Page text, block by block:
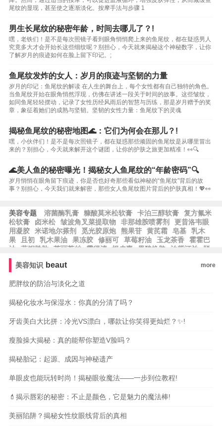
尾纹的显现，甚至使之逐渐淡化。按摩手法与步骤 1
男生长尾纹的秘密年龄，时间去哪儿了？!
嘿，老铁们！是不是每次照镜子看到眼角悄悄爬上来的鱼尾纹，都在疑惑男人
究竟多大才会开始长这些细纹呢？别担心，今天就来揭秘这个神秘数字，让你
了解岁月的痕迹如何在脸上留下印记。;
鱼尾纹发炸的女人：岁月的痕迹与坚韧的力量
岁月的印记：鱼尾纹的解读 在人生的舞台上，每个女性都有自己独特的角色。
当鱼尾纹开始在眼角悄然浮现，仿佛在讲述一段关于时间的故事。这些皱纹，
如同鱼尾轻轻摆动，记录了女性历经风雨后的智慧与历练，那是岁月赠予的奖
章，象征着她们的成熟与坚韧。坚韧的女性力量：鱼尾纹下的灵魂
揭秘鱼尾纹的秘密地图🌊：它们为何会在那儿？!
嘿，小伙伴们！是不是每次照镜子，都在疑惑那些顽固的鱼尾纹是从哪里冒出
来的？别担心，今天就来解开这个谜团，让你的护肤之旅更加精准！👀🔍
🌊美人鱼的秘密曝光！揭秘女人鱼尾纹的“年龄密码”🔍
岁月悄悄在眼角留下痕迹，你是否也好奇那些看似神秘的“鱼尾纹”背后的故
事？别担心，今天我们就来解密，那些女人鱼尾纹图片背后的护肤真相！💖👀
美容专题 溶菌酶乳膏 糠酸莫米松软膏 卡泊三醇软膏
复方氟米
松软膏
卤米松 皱波角叉菜提取物 非那雄胺喷雾剂
更昔洛韦眼
用凝胶
米诺地尔搽剂 觅光胶原炮 熊果苷 黄芪霜 皂基
乳木
果
且初 乳木果油 果冻胶 修丽可 草莓籽油 玉龙茶香
霍霍巴
油
蓝铜胜肽 芙丽芳丝 露得清 根皮素 果酸换肤 泊紫汀兰
脱
羧肌肽
氏
雅漾 whoo后
MAC魅
美容知识 beaut more
肥胖纹的防治与淡化之道
揭秘化妆水与保湿水：你真的分清了吗？
牙齿美白大比拼：冷光VS漂白，哪款让你笑得更灿烂？✨!
瘦脸操大揭秘：真的能帮你塑造V脸吗？
揭秘胎记：起源、成因与神秘遗产
单眼皮也能玩转时尚！揭秘眼妆魔法——一步到位教程!
💄揭示唇彩的秘密：不止是颜色，它是魅力的魔法棒!
美丽陷阱？揭秘女性纹眼线背后的真相